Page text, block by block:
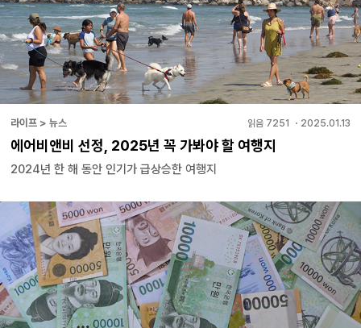
라이프 > 뉴스 읽음 7251 ・ 2025.01.13
에어비앤비 선정, 2025년 꼭 가봐야 할 여행지
2024년 한 해 동안 인기가 급상승한 여행지